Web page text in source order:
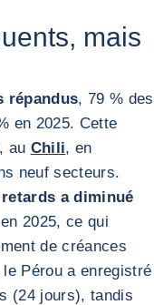
mais
répandus, 79 % des
en 2025. Cette
au Chili, en
neuf secteurs.
a diminué
2025, ce qui
de créances
Pérou a enregistré
(24 jours), tandis